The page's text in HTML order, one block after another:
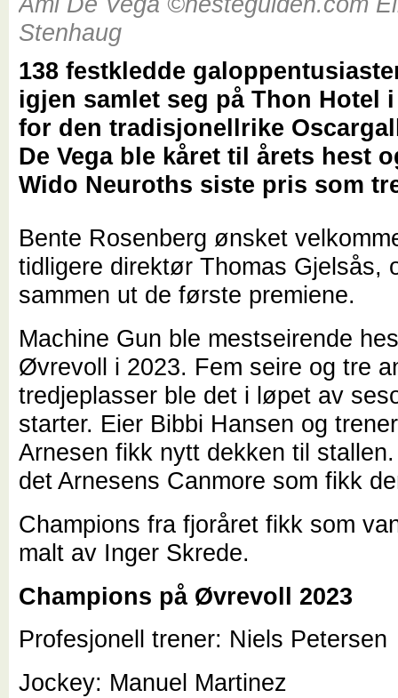
Stenhaug
138 festkledde
igjen samlet seg på Thon Hotel
for den tradisjonellrike
De Vega ble kåret til årets hest
Wido Neuroths siste pris som
Bente Rosenberg ønsket
tidligere direktør Thomas Gjelsås,
sammen ut de første premiene.
Machine Gun ble mestseirende
Øvrevoll i 2023. Fem seire og tre
tredjeplasser ble det i løpet av
starter. Eier Bibbi Hansen og
Arnesen fikk nytt dekken til
det Arnesens Canmore som fikk
Champions fra fjoråret fikk som
malt av Inger Skrede.
Champions på Øvrevoll 2023
Profesjonell trener: Niels Petersen
Jockey: Manuel Martinez